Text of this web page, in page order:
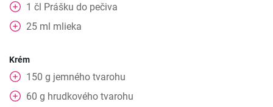
1 čl Prášku do pečiva
25 ml mlieka
Krém
150 g jemného tvarohu
60 g hrudkového tvarohu